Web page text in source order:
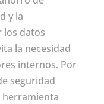
y la
los datos
la necesidad
internos. Por
seguridad
herramienta